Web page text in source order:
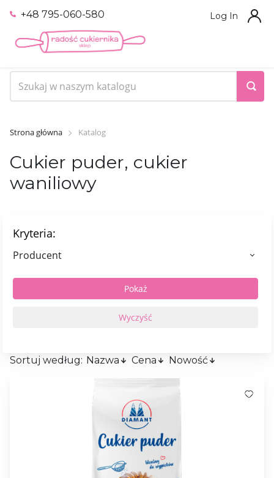
+48 795-060-580 Log In
Strona główna Katalog
Cukier puder, сukier
waniliowy
Kryteria:
Producent
Sortuj według: Nazwa Cena Nowość